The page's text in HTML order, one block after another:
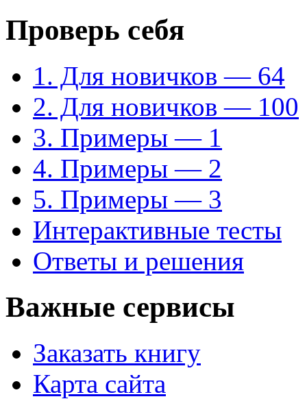
Проверь себя
1. Для новичков — 64
2. Для новичков — 100
3. Примеры — 1
4. Примеры — 2
5. Примеры — 3
Интерактивные тесты
Ответы и решения
Важные сервисы
Заказать книгу
Карта сайта